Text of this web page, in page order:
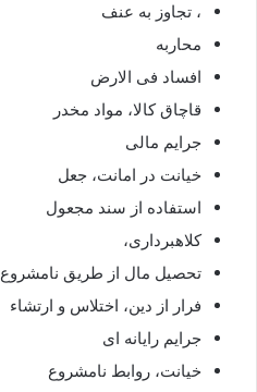
، تجاوز به عنف
محاربه
افساد فی الارض
قاچاق کالا، مواد مخدر
جرایم مالی
خیانت در امانت، جعل
استفاده از سند مجعول
کلاهبرداری،
تحصیل مال از طریق نامشروع
فرار از دین، اختلاس و ارتشاء
جرایم رایانه ای
خیانت، روابط نامشروع